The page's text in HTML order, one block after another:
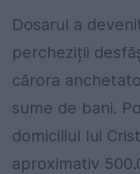
Dosarul a
percheziții
cărora
sume de bani.
domiciliul lui
aproximativ